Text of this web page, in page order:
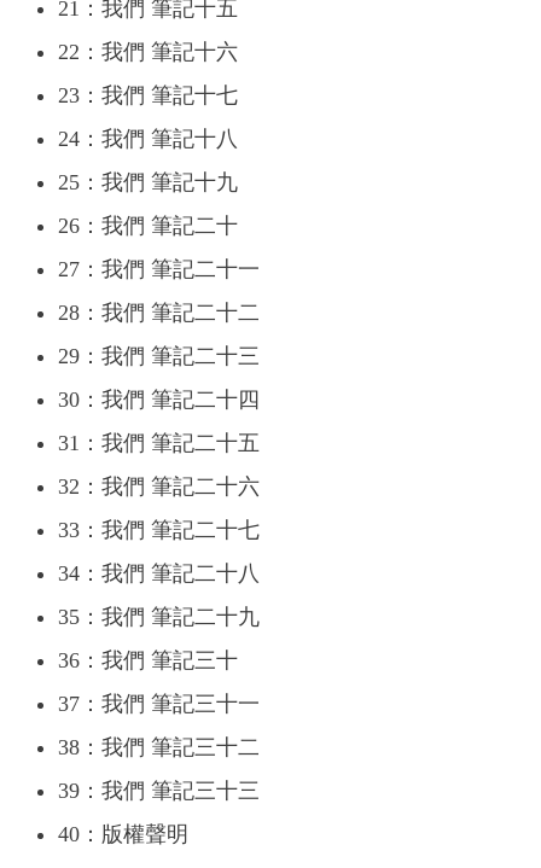
21：我們 筆記十五
22：我們 筆記十六
23：我們 筆記十七
24：我們 筆記十八
25：我們 筆記十九
26：我們 筆記二十
27：我們 筆記二十一
28：我們 筆記二十二
29：我們 筆記二十三
30：我們 筆記二十四
31：我們 筆記二十五
32：我們 筆記二十六
33：我們 筆記二十七
34：我們 筆記二十八
35：我們 筆記二十九
36：我們 筆記三十
37：我們 筆記三十一
38：我們 筆記三十二
39：我們 筆記三十三
40：版權聲明